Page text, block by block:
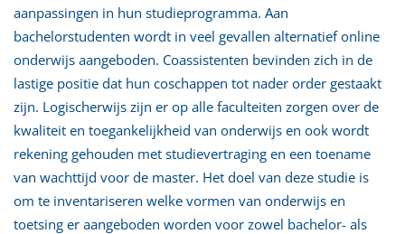
aanpassingen in hun studieprogramma. Aan
bachelorstudenten wordt in veel gevallen alternatief online
onderwijs aangeboden. Coassistenten bevinden zich in de
lastige positie dat hun coschappen tot nader order gestaakt
zijn. Logischerwijs zijn er op alle faculteiten zorgen over de
kwaliteit en toegankelijkheid van onderwijs en ook wordt
rekening gehouden met studievertraging en een toename
van wachttijd voor de master. Het doel van deze studie is
om te inventariseren welke vormen van onderwijs en
toetsing er aangeboden worden voor zowel bachelor- als